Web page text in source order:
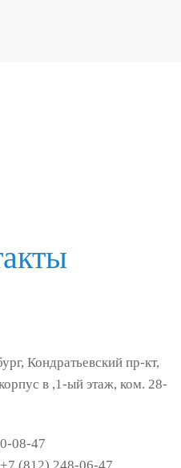
, Кондратьевский пр-кт,
в ,1-ый этаж, ком. 28-
08-47